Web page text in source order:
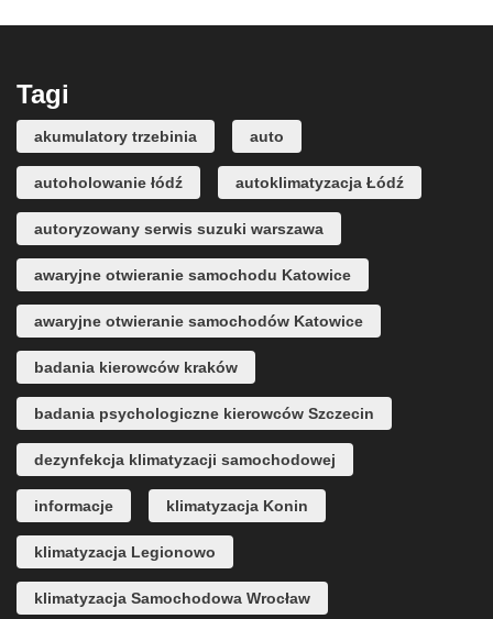
Tagi
akumulatory trzebinia auto
autoholowanie łódź autoklimatyzacja Łódź
autoryzowany serwis suzuki warszawa
awaryjne otwieranie samochodu Katowice
awaryjne otwieranie samochodów Katowice
badania kierowców kraków
badania psychologiczne kierowców Szczecin
dezynfekcja klimatyzacji samochodowej
informacje klimatyzacja Konin
klimatyzacja Legionowo
klimatyzacja Samochodowa Wrocław